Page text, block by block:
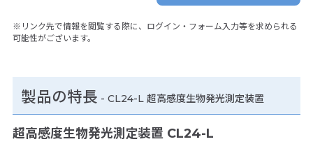
※リンク先で情報を閲覧する際に、ログイン・フォーム入力等を求められる
可能性がございます。
製品の特長 - CL24-L 超高感度生物発光測定装置
超高感度生物発光測定装置 CL24-L